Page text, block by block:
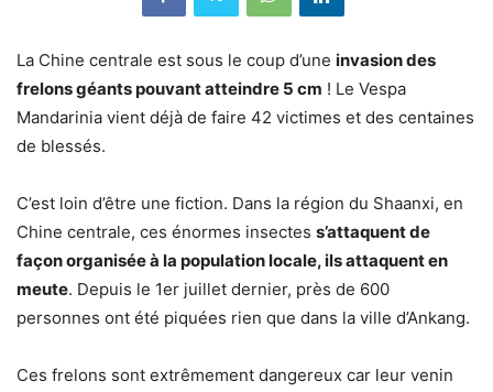
La Chine centrale est sous le coup d’une invasion des
frelons géants pouvant atteindre 5 cm ! Le Vespa
Mandarinia vient déjà de faire 42 victimes et des centaines
de blessés.
C’est loin d’être une fiction. Dans la région du Shaanxi, en
Chine centrale, ces énormes insectes s’attaquent de
façon organisée à la population locale, ils attaquent en
meute. Depuis le 1er juillet dernier, près de 600
personnes ont été piquées rien que dans la ville d’Ankang.
Ces frelons sont extrêmement dangereux car leur venin